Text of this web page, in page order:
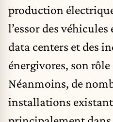
production
l’essor des
data centers et des
énergivores, son
Néanmoins, de
installations